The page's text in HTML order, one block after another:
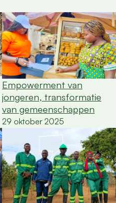
Empowerment van
jongeren, transformatie
van gemeenschappen
29 oktober 2025